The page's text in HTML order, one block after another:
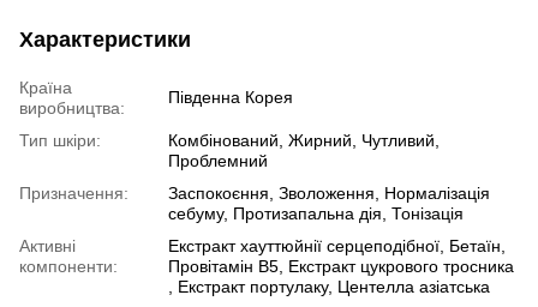
Характеристики
Країна
виробництва:
Південна Корея
Тип шкіри:
Комбінований, Жирний, Чутливий,
Проблемний
Призначення:
Заспокоєння, Зволоження, Нормалізація
себуму, Протизапальна дія, Тонізація
Активні
компоненти:
Екстракт хауттюйнії серцеподібної, Бетаїн,
Провітамін В5, Екстракт цукрового тросника
, Екстракт портулаку, Центелла азіатська